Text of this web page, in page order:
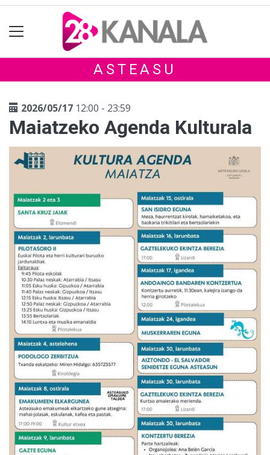
ASTEASU
2026/05/17 12:00 - 23:59
Maiatzeko Agenda Kulturala